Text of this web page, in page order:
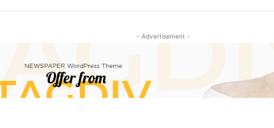
- Advertisement -